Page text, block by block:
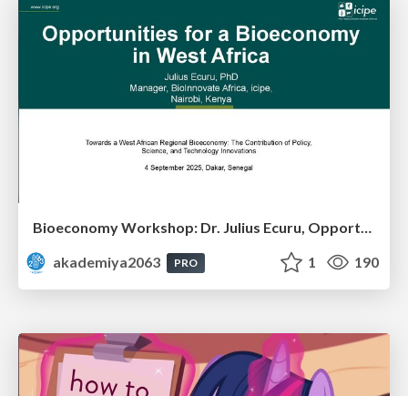
Bioeconomy Workshop: Dr. Julius Ecuru, Opportunities for a Bioeconomy in West Africa
akademiya2063
PRO 1 190